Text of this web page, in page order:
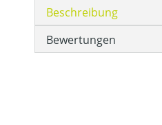
Beschreibung
Bewertungen